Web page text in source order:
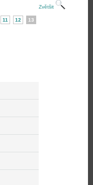
Zvětšit
11 12 13